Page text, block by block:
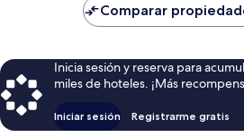
Comparar
Inicia sesión y reserva para
miles de hoteles. ¡Más
Iniciar sesión Registrarme gratis